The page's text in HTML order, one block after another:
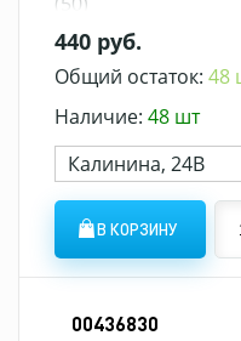
440 руб.
Общий остаток: 48
Наличие: 48 шт
Калинина, 24В
В КОРЗИНУ
00436830